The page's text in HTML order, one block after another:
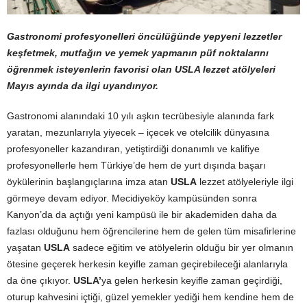
Gastronomi profesyonelleri öncülüğünde yepyeni lezzetler
keşfetmek, mutfağın ve yemek yapmanın püf noktalarını
öğrenmek isteyenlerin favorisi olan USLA lezzet atölyeleri
Mayıs ayında da ilgi uyandırıyor.
Gastronomi alanındaki 10 yılı aşkın tecrübesiyle alanında fark
yaratan, mezunlarıyla yiyecek – içecek ve otelcilik dünyasına
profesyoneller kazandıran, yetiştirdiği donanımlı ve kalifiye
profesyonellerle hem Türkiye’de hem de yurt dışında başarı
öykülerinin başlangıçlarına imza atan USLA lezzet atölyeleriyle ilgi
görmeye devam ediyor. Mecidiyeköy kampüsünden sonra
Kanyon’da da açtığı yeni kampüsü ile bir akademiden daha da
fazlası olduğunu hem öğrencilerine hem de gelen tüm misafirlerine
yaşatan USLA sadece eğitim ve atölyelerin olduğu bir yer olmanın
ötesine geçerek herkesin keyifle zaman geçirebileceği alanlarıyla
da öne çıkıyor. USLA’ya gelen herkesin keyifle zaman geçirdiği,
oturup kahvesini içtiği, güzel yemekler yediği hem kendine hem de